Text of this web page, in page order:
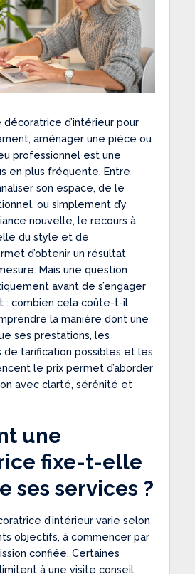
décoratrice d’intérieur pour
aménager une pièce ou
professionnel est une
en plus fréquente. Entre
son espace, de le
ou simplement d’y
nouvelle, le recours à
du style et de
d’obtenir un résultat
Mais une question
avant de s’engager
: combien cela coûte-t-il
la manière dont une
ses prestations, les
de tarification possibles et les
le prix permet d’aborder
avec clarté, sérénité et
une
fixe-t-elle
ses services ?
d’intérieur varie selon
objectifs, à commencer par
confiée. Certaines
à une visite conseil